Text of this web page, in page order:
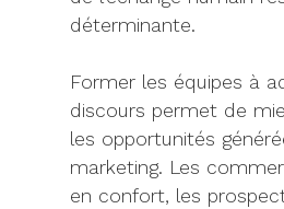
déterminante.
Former les équipes à
discours permet de
les opportunités
marketing. Les
en confort, les